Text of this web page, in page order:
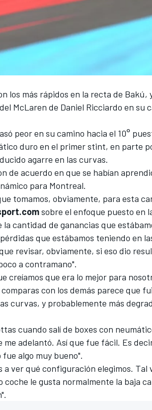
los más rápidos en la recta de Bakú,
McLaren de Daniel Ricciardo en su
peor en su camino hacia el 10°
duro en el primer stint, en parte
agarre en las curvas.
de acuerdo en que se habían
para Montreal.
tomamos, obviamente, para esta
sobre el enfoque puesto en
cantidad de ganancias que
que estábamos teniendo en
revisar, obviamente, si eso dio
a contramano".
creíamos que era lo mejor para
con los demás parece que
curvas, y probablemente más
cuando salí de boxes con
adelantó. Así que fue fácil. Es
algo muy bueno".
a ver qué configuración elegimos.
le gusta normalmente la baja